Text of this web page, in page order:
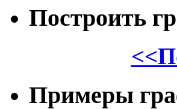
Построить
Примеры